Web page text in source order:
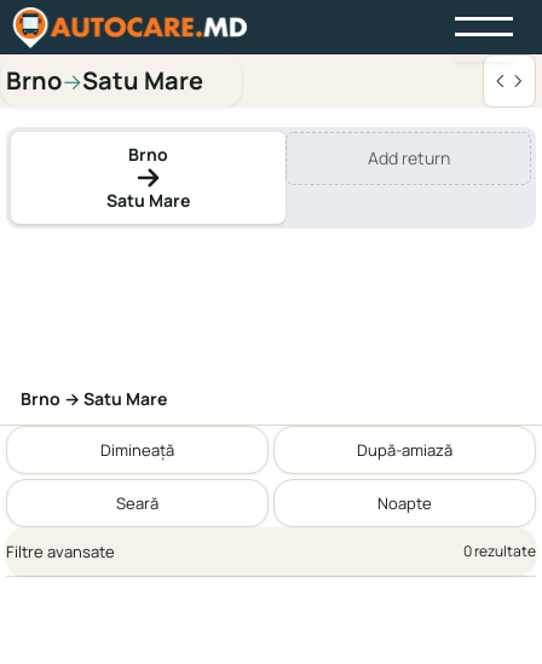
Brno→Satu Mare
Brno
Satu Mare
Add return
Brno → Satu Mare
Dimineață După-amiază
Seară Noapte
Filtre avansate 0 rezultate